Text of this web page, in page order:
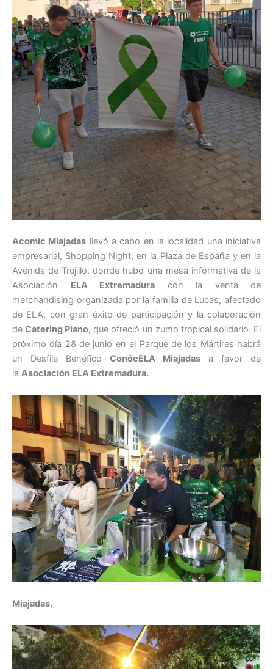
Acomic Miajadas llevó a cabo en la localidad una iniciativa
empresarial, Shopping Night, en la Plaza de España y en la
Avenida de Trujillo, donde hubo una mesa informativa de la
Asociación ELA Extremadura con la venta de
merchandising organizada por la familia de Lucas, afectado
de ELA, con gran éxito de participación y la colaboración
deCatering Piano, que ofreció un zumo tropical solidario. El
próximo día 28 de junio en el Parque de los Mártires habrá
un Desfile Benéfico ConócELA Miajadas a favor de
la Asociación ELA Extremadura.
Miajadas.